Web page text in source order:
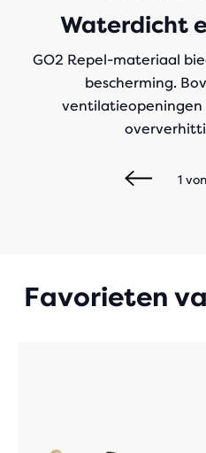
Waterdicht
GO2 Repel-materiaal
bescherming.
1 von
Favorieten